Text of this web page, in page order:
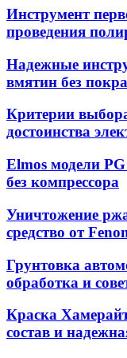
Инструмент
проведения
Надежные
вмятин без
Критерии
достоинства
Elmos модели
без компрессора
Уничтожение
средство от
Грунтовка
обработка и
Краска
состав и